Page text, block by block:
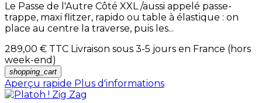
Le Passe de l'Autre Côté XXL /aussi appelé passe-
trappe, maxi flitzer, rapido ou table à élastique : on
place au centre la traverse, puis les...
289,00 € TTC Livraison sous 3-5 jours en France (hors
week-end)
shopping_cart
Aperçu rapide Plus d'informations